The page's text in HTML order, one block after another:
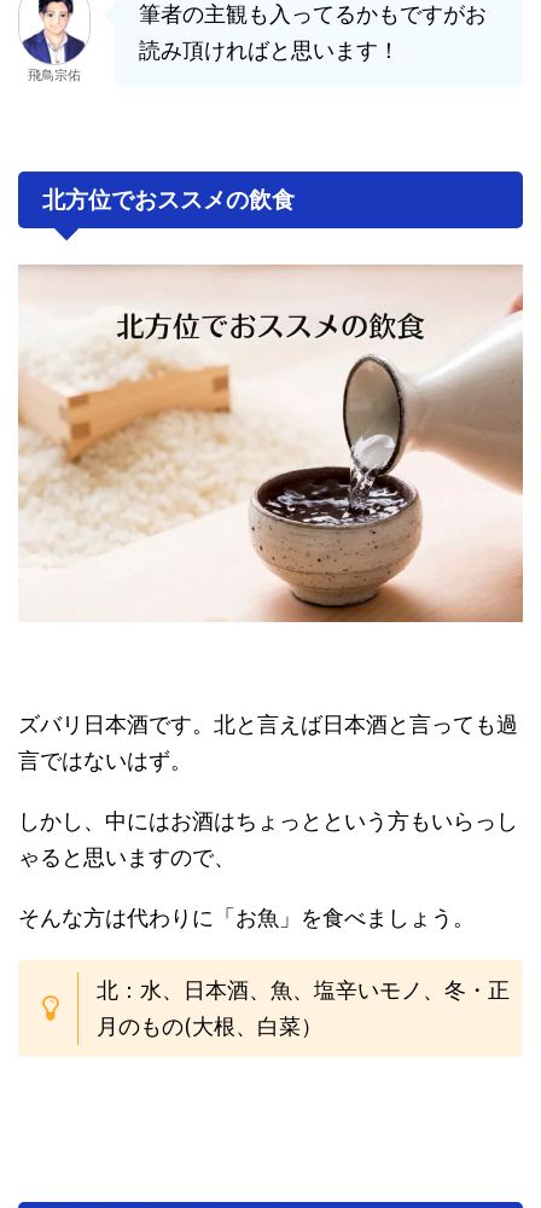
飛鳥宗佑
筆者の主観も入ってるかもですがお
読み頂ければと思います！
北方位でおススメの飲食
ズバリ日本酒です。北と言えば日本酒と言っても過
言ではないはず。
しかし、中にはお酒はちょっとという方もいらっし
ゃると思いますので、
そんな方は代わりに「お魚」を食べましょう。
北：水、日本酒、魚、塩辛いモノ、冬・正
月のもの(大根、白菜）